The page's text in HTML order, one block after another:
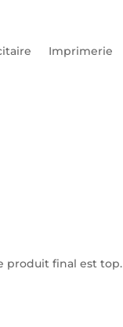
Imprimerie
produit final est top.